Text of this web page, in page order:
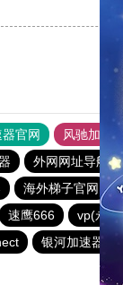
官网 风驰加速器
外网网址导航
海外梯子官网
速鹰666 vp(永
银河加速器